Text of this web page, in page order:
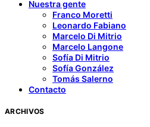
Nuestra gente
Franco Moretti
Leonardo Fabiano
Marcelo Di Mitrio
Marcelo Langone
Sofía Di Mitrio
Sofía González
Tomás Salerno
Contacto
ARCHIVOS